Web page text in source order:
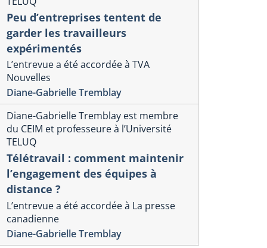
Peu d’entreprises tentent de
garder les travailleurs
expérimentés
L’entrevue a été accordée à TVA
Nouvelles
Diane-Gabrielle Tremblay
Diane-Gabrielle Tremblay est membre
du CEIM et professeure à l’Université
TELUQ
Télétravail : comment maintenir
l’engagement des équipes à
distance ?
L’entrevue a été accordée à La presse
canadienne
Diane-Gabrielle Tremblay